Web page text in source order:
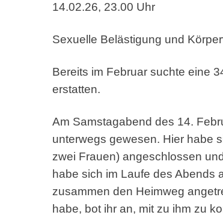
14.02.26, 23.00 Uhr
Sexuelle Belästigung und
Bereits im Februar suchte eine
erstatten.
Am Samstagabend des 14.
unterwegs gewesen. Hier habe
zwei Frauen) angeschlossen
habe sich im Laufe des Abends
zusammen den Heimweg
habe, bot ihr an, mit zu ihm zu